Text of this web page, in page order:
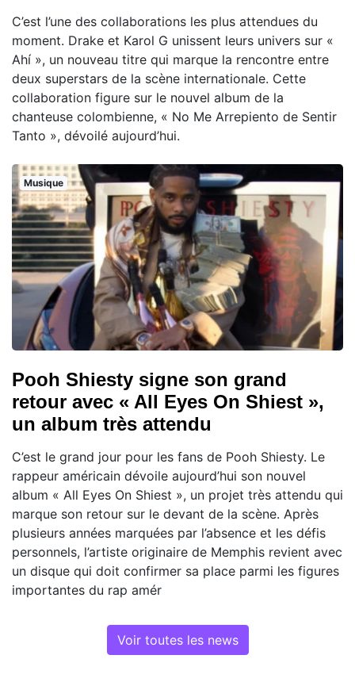
C’est l’une des collaborations les plus attendues du
moment. Drake et Karol G unissent leurs univers sur «
Ahí », un nouveau titre qui marque la rencontre entre
deux superstars de la scène internationale. Cette
collaboration figure sur le nouvel album de la
chanteuse colombienne, « No Me Arrepiento de Sentir
Tanto », dévoilé aujourd’hui.
Musique
Pooh Shiesty signe son grand
retour avec « All Eyes On Shiest »,
un album très attendu
C’est le grand jour pour les fans de Pooh Shiesty. Le
rappeur américain dévoile aujourd’hui son nouvel
album « All Eyes On Shiest », un projet très attendu qui
marque son retour sur le devant de la scène. Après
plusieurs années marquées par l’absence et les défis
personnels, l’artiste originaire de Memphis revient avec
un disque qui doit confirmer sa place parmi les figures
importantes du rap amér
Voir toutes les news